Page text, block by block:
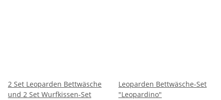
2 Set Leoparden Bettwäsche
und 2 Set Wurfkissen-Set
Leoparden Bettwäsche-Set
"Leopardino"